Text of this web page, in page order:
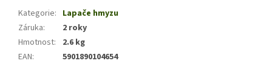
Kategorie: Lapače hmyzu
Záruka:
2 roky
Hmotnost:
2.6 kg
EAN: 5901890104654